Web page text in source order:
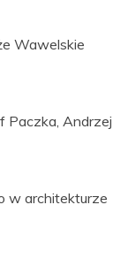
Wawelskie
Paczka, Andrzej
w architekturze